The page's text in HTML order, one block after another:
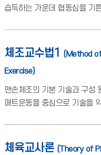
습득하는 가운데 협동심을 기
체조교수법1
(Method
Exercise)
맨손체조의 기본 기술과 구성
매트운동을 중심으로 기술을
체육교사론 (Theory of